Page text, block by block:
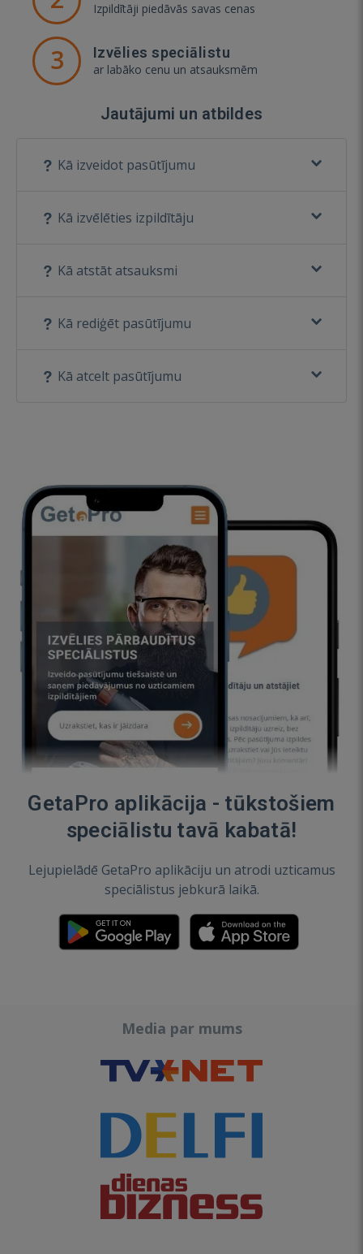
Izpildītāji piedāvās savas cenas
3 Izvēlies speciālistu
ar labāko cenu un atsauksmēm
Jautājumi un atbildes
Kā izveidot pasūtījumu
Kā izvēlēties izpildītāju
Kā atstāt atsauksmi
Kā rediģēt pasūtījumu
Kā atcelt pasūtījumu
GetaPro aplikācija - tūkstošiem
speciālistu tavā kabatā!
Lejupielādē GetaPro aplikāciju un atrodi uzticamus
speciālistus jebkurā laikā.
Media par mums